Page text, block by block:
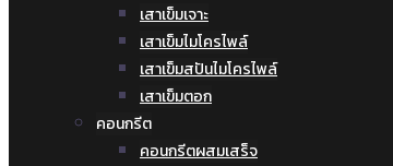
เสาเข็มเจาะ
เสาเข็มไมโครไพล์
เสาเข็มสปันไมโครไพล์
เสาเข็มตอก
คอนกรีต
คอนกรีตผสมเสร็จ